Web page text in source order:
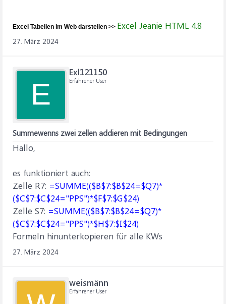
Excel Tabellen im Web darstellen >> Excel Jeanie HTML 4.8
27. März 2024
E
Exl121150
Erfahrener User
Summewenns zwei zellen addieren mit Bedingungen
Hallo,
es funktioniert auch:
Zelle R7: =SUMME(($B$7:$B$24=$Q7)*
($C$7:$C$24="PPS")*$F$7:$G$24)
Zelle S7: =SUMME(($B$7:$B$24=$Q7)*
($C$7:$C$24="PPS")*$H$7:$I$24)
Formeln hinunterkopieren für alle KWs
27. März 2024
weismänn
Erfahrener User